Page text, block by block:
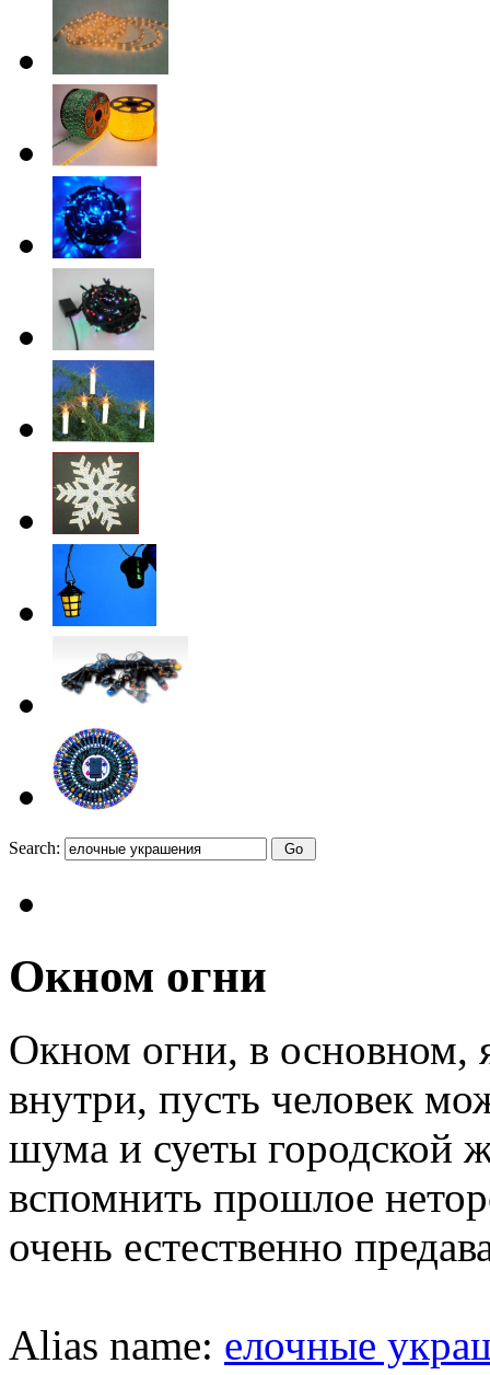
Search:
Окном огни
Окном огни, в основном,
внутри, пусть человек
шума и суеты городской
вспомнить прошлое
очень естественно
Alias name: елочные